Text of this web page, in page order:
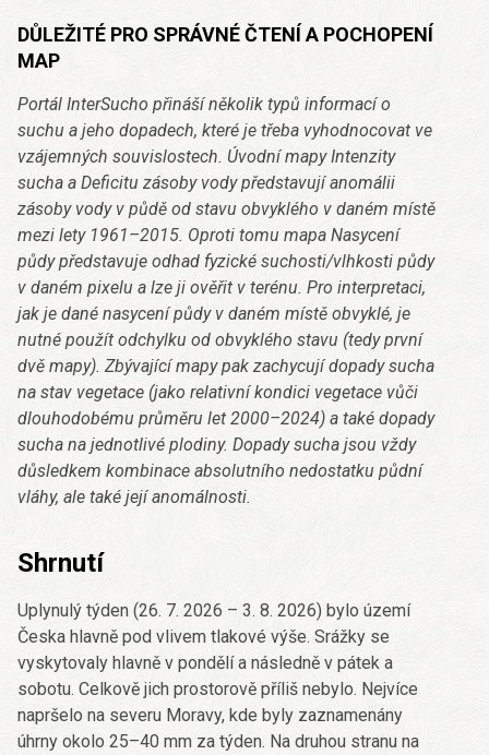
DŮLEŽITÉ PRO SPRÁVNÉ ČTENÍ A POCHOPENÍ
MAP
Portál InterSucho přináší několik typů informací o
suchu a jeho dopadech, které je třeba vyhodnocovat ve
vzájemných souvislostech. Úvodní mapy Intenzity
sucha a Deficitu zásoby vody představují anomálii
zásoby vody v půdě od stavu obvyklého v daném místě
mezi lety 1961–2015. Oproti tomu mapa Nasycení
půdy představuje odhad fyzické suchosti/vlhkosti půdy
v daném pixelu a lze ji ověřit v terénu. Pro interpretaci,
jak je dané nasycení půdy v daném místě obvyklé, je
nutné použít odchylku od obvyklého stavu (tedy první
dvě mapy). Zbývající mapy pak zachycují dopady sucha
na stav vegetace (jako relativní kondici vegetace vůči
dlouhodobému průměru let 2000–2024) a také dopady
sucha na jednotlivé plodiny. Dopady sucha jsou vždy
důsledkem kombinace absolutního nedostatku půdní
vláhy, ale také její anomálnosti.
Shrnutí
Uplynulý týden (26. 7. 2026 – 3. 8. 2026) bylo území
Česka hlavně pod vlivem tlakové výše. Srážky se
vyskytovaly hlavně v pondělí a následně v pátek a
sobotu. Celkově jich prostorově příliš nebylo. Nejvíce
napršelo na severu Moravy, kde byly zaznamenány
úhrny okolo 25–40 mm za týden. Na druhou stranu na